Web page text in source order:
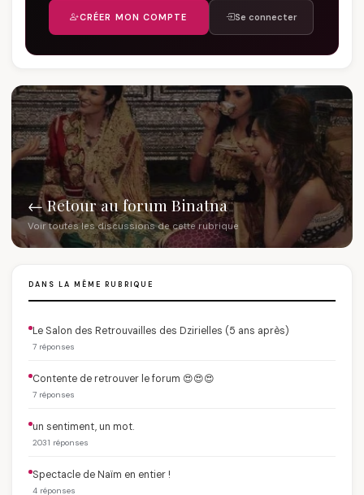
CRÉER MON COMPTE Se connecter
← Retour au forum Binatna
Voir toutes les discussions de cette rubrique
DANS LA MÊME RUBRIQUE
Le Salon des Retrouvailles des Dzirielles (5 ans après)
7 réponses
Contente de retrouver le forum 😍😍😍
7 réponses
un sentiment, un mot.
2031 réponses
Spectacle de Naïm en entier !
4 réponses